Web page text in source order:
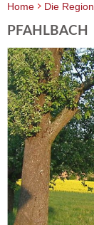
Home Die Region
PFAHLBACH